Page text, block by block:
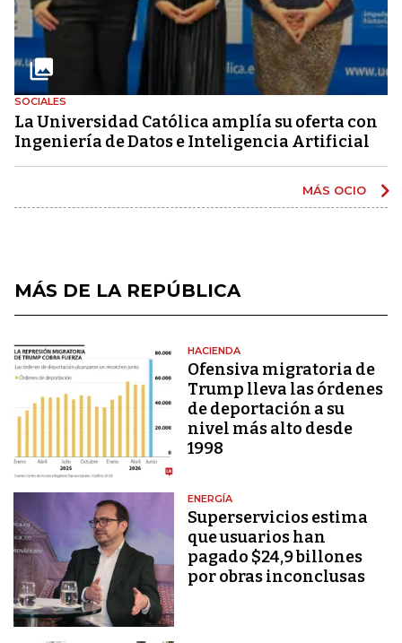
SOCIALES
La Universidad Católica amplía su oferta con
Ingeniería de Datos e Inteligencia Artificial
MÁS OCIO
MÁS DE LA REPÚBLICA
HACIENDA
Ofensiva migratoria de
Trump lleva las órdenes
de deportación a su
nivel más alto desde
1998
ENERGÍA
Superservicios estima
que usuarios han
pagado $24,9 billones
por obras inconclusas